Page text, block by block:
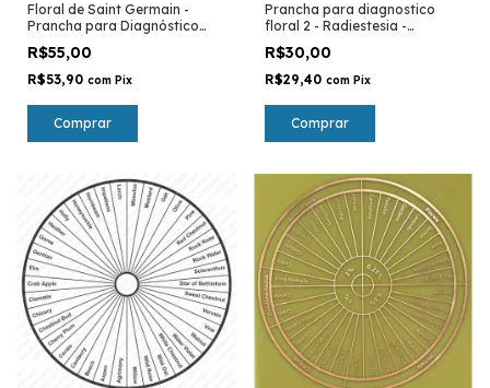
Floral de Saint Germain -
Prancha para Diagnóstico
Floral - Radiestesia -
Radionica
R$55,00
R$53,90 com Pix
Comprar
Prancha para diagnostico
floral 2 - Radiestesia -
Radionica
R$30,00
R$29,40 com Pix